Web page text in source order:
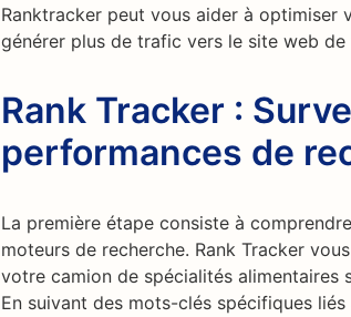
Ranktracker peut vous aider à optimiser
générer plus de trafic vers le site web
Rank Tracker :
performances de
La première étape consiste à
moteurs de recherche. Rank Tracker
votre camion de spécialités alimentaires
En suivant des mots-clés spécifiques